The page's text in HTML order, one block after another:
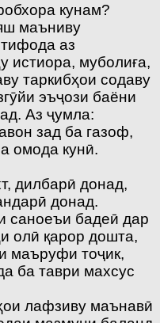
кунам?
маъниву
аз
истиора, муболиға,
таркибҳои содаву
эъҷози баёни
Аз ҷумла:
зад ба газоф,
омода кунӣ.
дилбарӣ донад,
донад.
саноеъи бадеӣ дар
олӣ қарор дошта,
маъруфи тоҷик,
ба таври махсус
лафзиву маънавӣ